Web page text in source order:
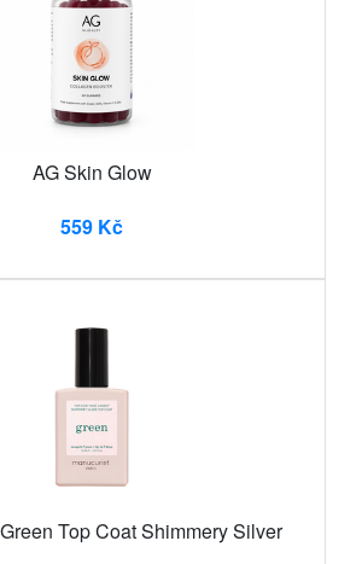
AG Skin Glow
559 Kč
Top Coat Shimmery Silver